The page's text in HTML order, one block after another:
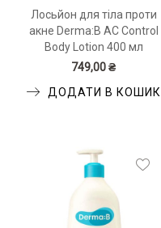
Лосьйон для тіла проти
акне Derma:B AC Control
Body Lotion 400 мл
749,00 ₴
ДОДАТИ В КОШИК